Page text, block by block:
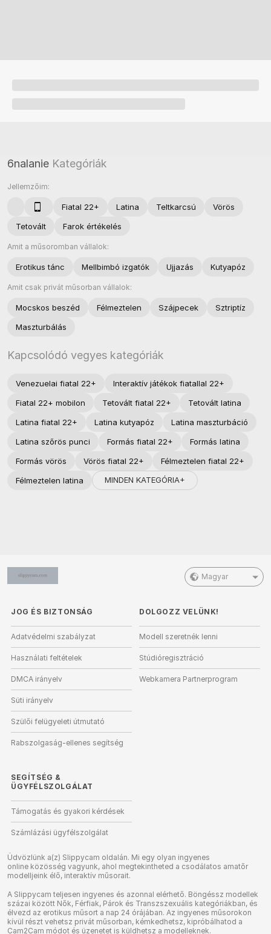
6nalanie Kategóriák
Jellemzőim:
Fiatal 22+ Latina Teltkarcsú
Vörös
Tetovált
Farok értékelés
Amit a műsoromban vállalok:
Erotikus tánc Mellbimbó izgatók Ujjazás Kutyapóz
Amit csak privát műsorban vállalok:
Mocskos beszéd Félmeztelen Szájpecek
Sztriptíz
Maszturbálás
Kapcsolódó vegyes kategóriák
Venezuelai fiatal 22+
Interaktív játékok fiatallal 22+
Fiatal 22+ mobilon
Tetovált fiatal 22+
Tetovált latina
Latina fiatal 22+
Latina kutyapóz
Latina maszturbáció
Latina szőrös punci
Formás fiatal 22+
Formás latina
Formás vörös
Vörös fiatal 22+
Félmeztelen fiatal 22+
Félmeztelen latina
MINDEN KATEGÓRIA+
Magyar
JOG ÉS BIZTONSÁG
Adatvédelmi szabályzat
Használati feltételek
DMCA irányelv
Süti irányelv
Szülői felügyeleti útmutató
Rabszolgaság-ellenes segítség
DOLGOZZ VELÜNK!
Modell szeretnék lenni
Stúdióregisztráció
Webkamera Partnerprogram
SEGÍTSÉG &
ÜGYFÉLSZOLGÁLAT
Támogatás és gyakori kérdések
Számlázási ügyfélszolgálat
Üdvözlünk a(z) Slippycam oldalán. Mi egy olyan ingyenes
online közösség vagyunk, ahol megtekintheted a csodálatos amatőr
modelljeink élő, interaktív műsorait.
A Slippycam teljesen ingyenes és azonnal elérhető. Böngéssz modellek
százai között Nők, Férfiak, Párok és Transzszexuális kategóriákban, és
élvezd az erotikus műsort a nap 24 órájában. Az ingyenes műsorokon
kívül részt vehetsz privát műsorban, kémkedhetsz, kipróbálhatod a
Cam2Cam módot és üzenetet is küldhetsz a modelleknek.